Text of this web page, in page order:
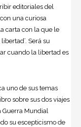
editoriales del
una curiosa
carta con la que le
Será su
cuando la libertad es
uno de sus temas
sobre sus dos viajes
Guerra Mundial
su escepticismo de